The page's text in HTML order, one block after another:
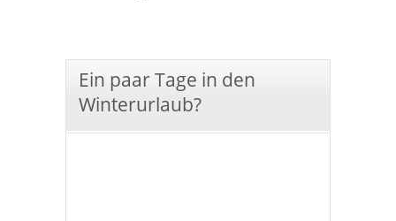
Ein paar Tage in den
Winterurlaub?